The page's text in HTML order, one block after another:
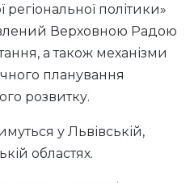
політики»
Верховною Радою
а також механізми
планування
розвитку.
у Львівській,
областях.